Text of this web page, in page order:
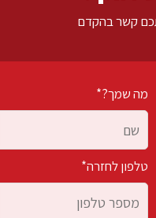
קשר בהקדם
מה שמך?*
טלפון לחזרה*